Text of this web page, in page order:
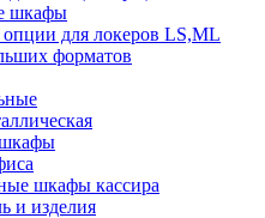
шкафы
для локеров LS,ML
форматов
шкафы кассира
и изделия